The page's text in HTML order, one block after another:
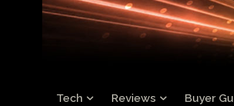
Tech Reviews Buyer